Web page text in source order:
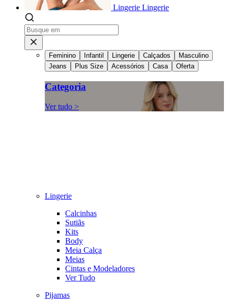
Lingerie Lingerie
Feminino Infantil Lingerie Calçados
Masculino
Jeans
Plus Size Acessórios Casa Oferta
Categoria
Ver tudo >
Lingerie
Calcinhas
Sutiãs
Kits
Body
Meia Calça
Meias
Cintas e Modeladores
Ver Tudo
Pijamas